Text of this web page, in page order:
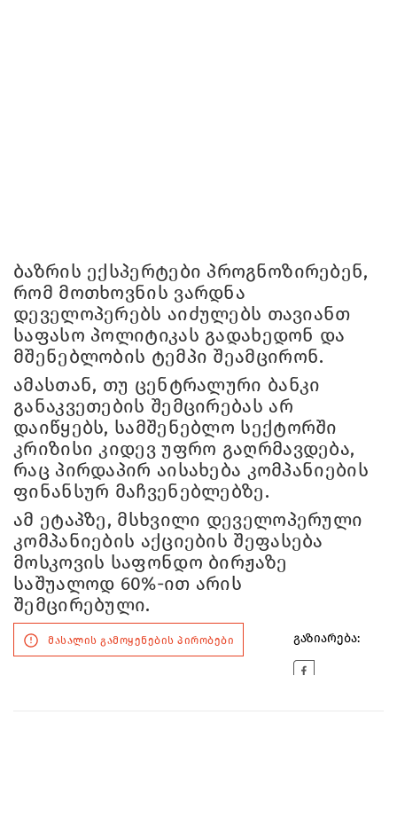
ბაზრის ექსპერტები პროგნოზირებენ,
რომ მოთხოვნის ვარდნა
დეველოპერებს აიძულებს თავიანთ
საფასო პოლიტიკას გადახედონ და
მშენებლობის ტემპი შეამცირონ.
ამასთან, თუ ცენტრალური ბანკი
განაკვეთების შემცირებას არ
დაიწყებს, სამშენებლო სექტორში
კრიზისი კიდევ უფრო გაღრმავდება,
რაც პირდაპირ აისახება კომპანიების
ფინანსურ მაჩვენებლებზე.
ამ ეტაპზე, მსხვილი დეველოპერული
კომპანიების აქციების შეფასება
მოსკოვის საფონდო ბირჟაზე
საშუალოდ 60%-ით არის
შემცირებული.
მასალის გამოყენების პირობები გაზიარება: